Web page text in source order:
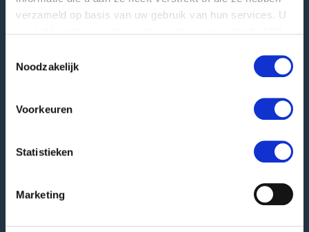
verzameld op basis van uw gebruik van hun services. U
Noodzakelijk
Voorkeuren
Statistieken
Marketing
VAT number: NL006390493B01
Visiting adress